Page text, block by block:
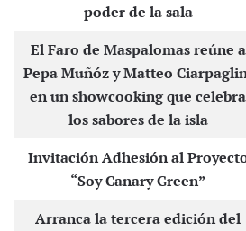
poder de la sala
El Faro de Maspalomas reúne a
Pepa Muñóz y Matteo
en un showcooking que celebra
los sabores de la isla
Invitación Adhesión al
“Soy Canary Green”
Arranca la tercera edición del